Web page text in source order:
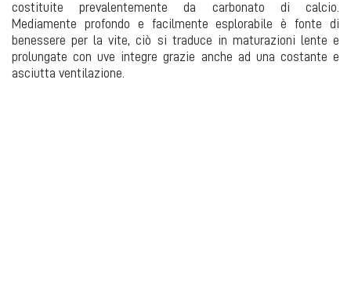
costituite prevalentemente da carbonato di calcio.
Mediamente profondo e facilmente esplorabile è fonte di
benessere per la vite, ciò si traduce in maturazioni lente e
prolungate con uve integre grazie anche ad una costante e
asciutta ventilazione.